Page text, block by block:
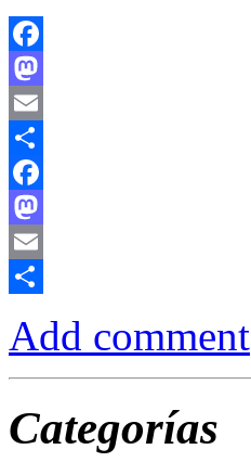
Facebook
Mastodon
Email
Compartir
Facebook
Mastodon
Email
Add comment
Categorías